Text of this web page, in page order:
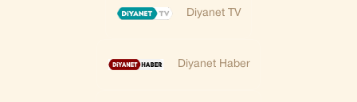
Diyanet TV
Diyanet Haber